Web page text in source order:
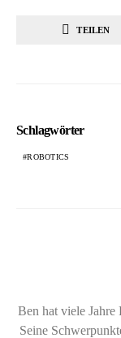
TEILEN
Schlagwörter
ROBOTICS
Ben hat viele
Seine